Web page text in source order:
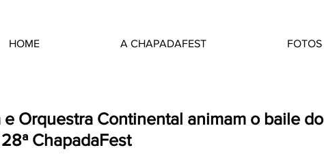
HOME A CHAPADAFEST FOTOS
e Orquestra Continental animam o baile do
ChapadaFest